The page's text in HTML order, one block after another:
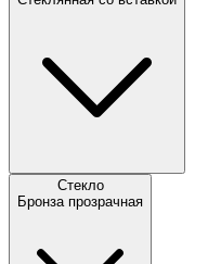
Стекло
Бронза прозрачная